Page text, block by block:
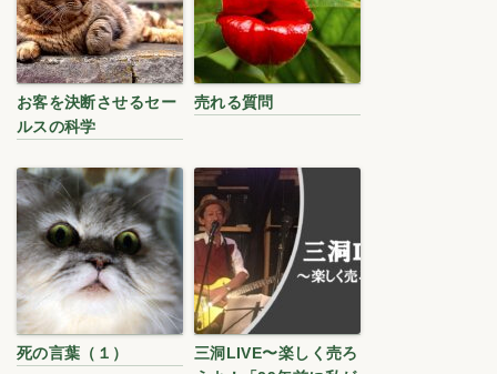
お客を決断させるセー
ルスの科学
売れる質問
死の言葉（１）
三洞LIVE〜楽しく売ろ